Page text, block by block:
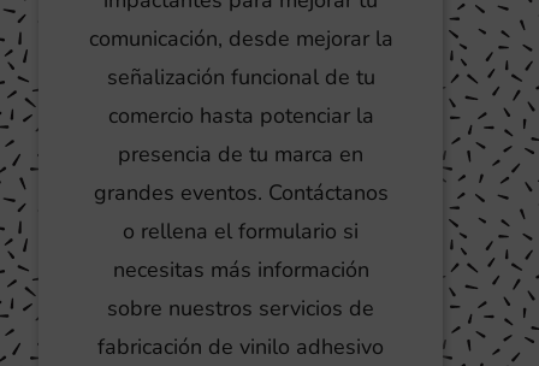
comunicación, desde mejorar la
señalización funcional de tu
comercio hasta potenciar la
presencia de tu marca en
grandes eventos. Contáctanos
o rellena el formulario si
necesitas más información
sobre nuestros servicios de
fabricación de vinilo adhesivo